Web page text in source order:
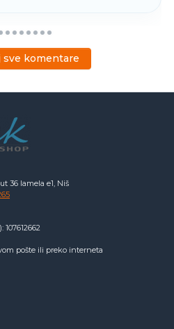
sve komentare
36 lamela e1, Niš
pošte ili preko interneta